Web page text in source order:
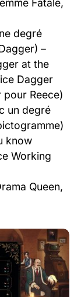
Fatale,
degré
–
at the
Dagger
pour Reece)
un degré
know
Working
Queen,